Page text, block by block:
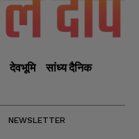
देवभूमि
सांध्य दैनिक
NEWSLETTER